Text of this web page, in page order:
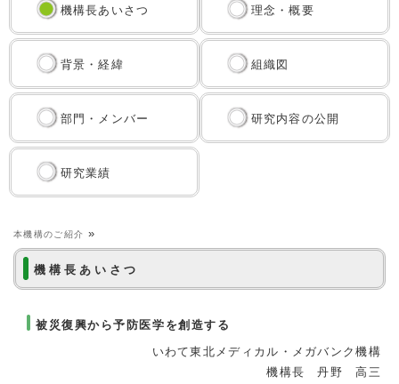
機構長あいさつ 理念・概要
背景・経緯 組織図
部門・メンバー 研究内容の公開
研究業績
本機構のご紹介 »
機構長あいさつ
被災復興から予防医学を創造する
いわて東北メディカル・メガバンク機構
機構長 丹野 高三